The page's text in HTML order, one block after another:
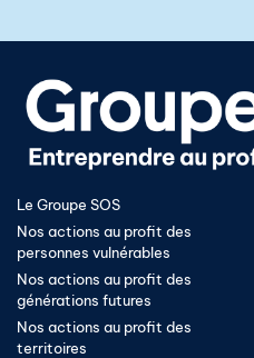
Le Groupe SOS
Nos actions au profit des
personnes vulnérables
Nos actions au profit des
générations futures
Nos actions au profit des
territoires